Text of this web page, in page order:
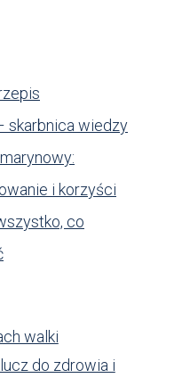
skarbnica wiedzy
i korzyści
co
walki
do zdrowia i